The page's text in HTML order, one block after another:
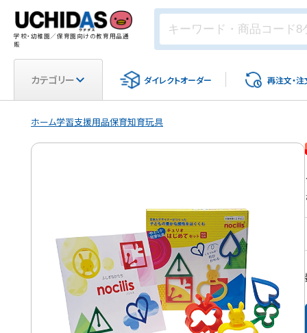
学校・幼稚園／保育園向けの教育用品通
販
カテゴリー ダイレクトオーダー 再注文・注
ホーム学習支援用品保育知育玩具